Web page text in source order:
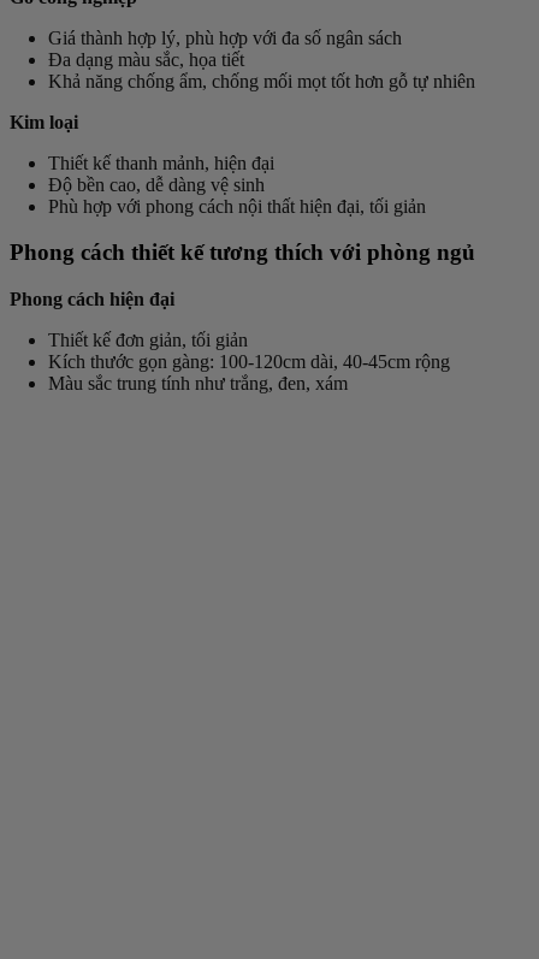
Giá thành hợp lý, phù hợp với đa số ngân sách
Đa dạng màu sắc, họa tiết
Khả năng chống ẩm, chống mối mọt tốt hơn gỗ tự nhiên
Kim loại
Thiết kế thanh mảnh, hiện đại
Độ bền cao, dễ dàng vệ sinh
Phù hợp với phong cách nội thất hiện đại, tối giản
Phong cách thiết kế tương thích với phòng ngủ
Phong cách hiện đại
Thiết kế đơn giản, tối giản
Kích thước gọn gàng: 100-120cm dài, 40-45cm rộng
Màu sắc trung tính như trắng, đen, xám